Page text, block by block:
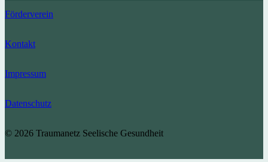
Förderverein
Kontakt
Impressum
Datenschutz
© 2026 Traumanetz Seelische Gesundheit